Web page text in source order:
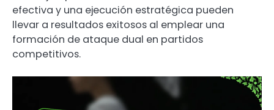
efectiva y una ejecución estratégica pueden
llevar a resultados exitosos al emplear una
formación de ataque dual en partidos
competitivos.